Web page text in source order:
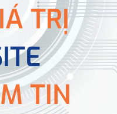
TRỊ
TIN